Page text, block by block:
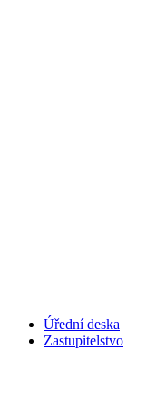
Úřední deska
Zastupitelstvo